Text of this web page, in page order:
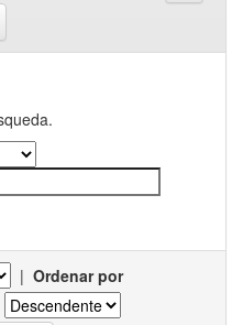
| Ordenar por